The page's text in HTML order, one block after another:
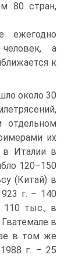
80 стран,
ежегодно
а
к
около 30
их
в Италии в
120–150
(Китай) в
г. – 140
110 тыс., в
в
в том же
г. – 25